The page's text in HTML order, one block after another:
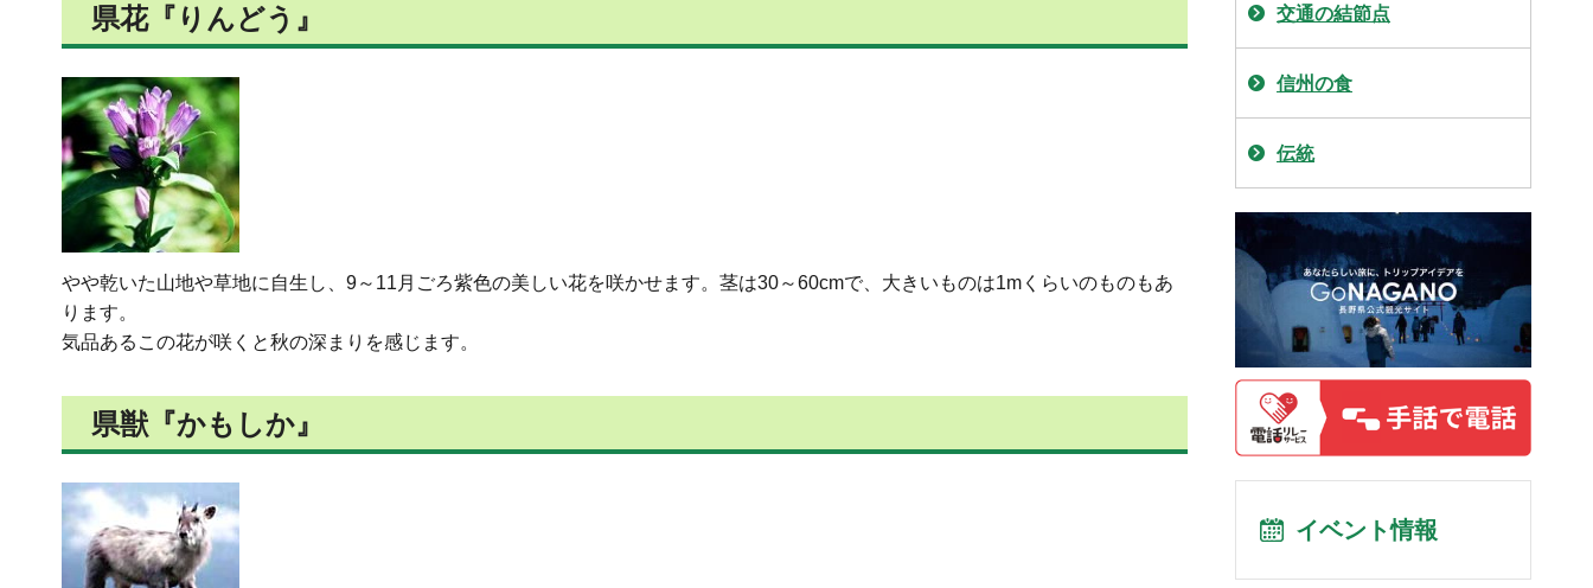
県花『りんどう』
やや乾いた山地や草地に自生し、9～11月ごろ紫色の美しい花を咲かせます。茎は30～60cmで、大きいものは1mくらいのものもあ
ります。
気品あるこの花が咲くと秋の深まりを感じます。
県獣『かもしか』
交通の結節点
信州の食
伝統
イベント情報